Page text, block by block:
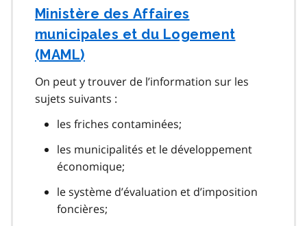
Ministère des Affaires
municipales et du Logement
(MAML)
On peut y trouver de l’information sur les
sujets suivants :
les friches contaminées;
les municipalités et le développement
économique;
le système d’évaluation et d’imposition
foncières;